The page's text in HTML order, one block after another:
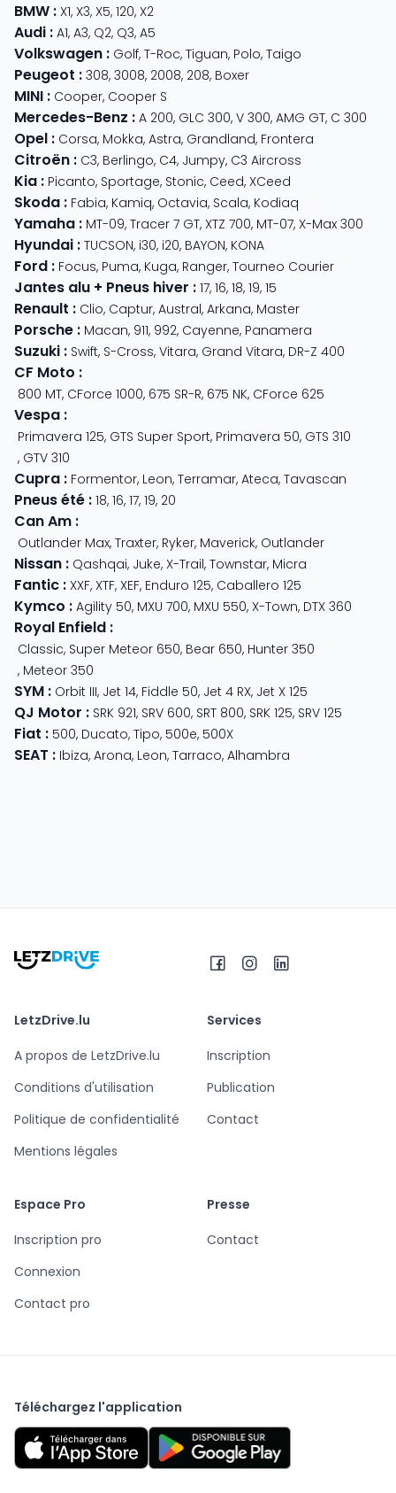
BMW : X1, X3, X5, 120, X2
Audi : A1, A3, Q2, Q3, A5
Volkswagen : Golf, T-Roc, Tiguan, Polo, Taigo
Peugeot : 308, 3008, 2008, 208, Boxer
MINI : Cooper, Cooper S
Mercedes-Benz : A 200, GLC 300, V 300, AMG GT, C 300
Opel : Corsa, Mokka, Astra, Grandland, Frontera
Citroën : C3, Berlingo, C4, Jumpy, C3 Aircross
Kia : Picanto, Sportage, Stonic, Ceed, XCeed
Skoda : Fabia, Kamiq, Octavia, Scala, Kodiaq
Yamaha : MT-09, Tracer 7 GT, XTZ 700, MT-07, X-Max 300
Hyundai : TUCSON, i30, i20, BAYON, KONA
Ford : Focus, Puma, Kuga, Ranger, Tourneo Courier
Jantes alu + Pneus hiver : 17, 16, 18, 19, 15
Renault : Clio, Captur, Austral, Arkana, Master
Porsche : Macan, 911, 992, Cayenne, Panamera
Suzuki : Swift, S-Cross, Vitara, Grand Vitara, DR-Z 400
CF Moto :
800 MT, CForce 1000, 675 SR-R, 675 NK, CForce 625
Vespa :
Primavera 125, GTS Super Sport, Primavera 50, GTS 310
, GTV 310
Cupra : Formentor, Leon, Terramar, Ateca, Tavascan
Pneus été : 18, 16, 17, 19, 20
Can Am :
Outlander Max, Traxter, Ryker, Maverick, Outlander
Nissan : Qashqai, Juke, X-Trail, Townstar, Micra
Fantic : XXF, XTF, XEF, Enduro 125, Caballero 125
Kymco : Agility 50, MXU 700, MXU 550, X-Town, DTX 360
Royal Enfield :
Classic, Super Meteor 650, Bear 650, Hunter 350
, Meteor 350
SYM : Orbit III, Jet 14, Fiddle 50, Jet 4 RX, Jet X 125
QJ Motor : SRK 921, SRV 600, SRT 800, SRK 125, SRV 125
Fiat : 500, Ducato, Tipo, 500e, 500X
SEAT : Ibiza, Arona, Leon, Tarraco, Alhambra
LetzDrive.lu
A propos de LetzDrive.lu
Conditions d'utilisation
Politique de confidentialité
Mentions légales
Services
Inscription
Publication
Contact
Espace Pro
Inscription pro
Connexion
Contact pro
Presse
Contact
Téléchargez l'application